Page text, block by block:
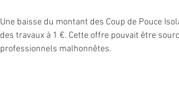
Une baisse du montant des Coup de Pouce
des travaux à 1 €. Cette offre pouvait être
professionnels malhonnêtes.